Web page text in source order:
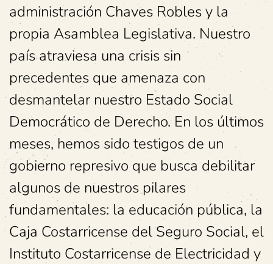
administración Chaves Robles y la
propia Asamblea Legislativa. Nuestro
país atraviesa una crisis sin
precedentes que amenaza con
desmantelar nuestro Estado Social
Democrático de Derecho. En los últimos
meses, hemos sido testigos de un
gobierno represivo que busca debilitar
algunos de nuestros pilares
fundamentales: la educación pública, la
Caja Costarricense del Seguro Social, el
Instituto Costarricense de Electricidad y